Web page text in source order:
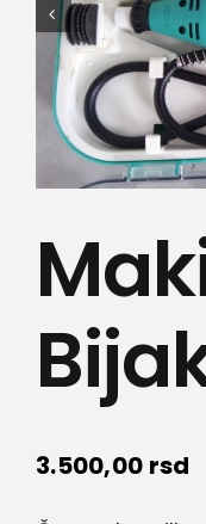
Kamere
Sport i
3.500,00 rsd